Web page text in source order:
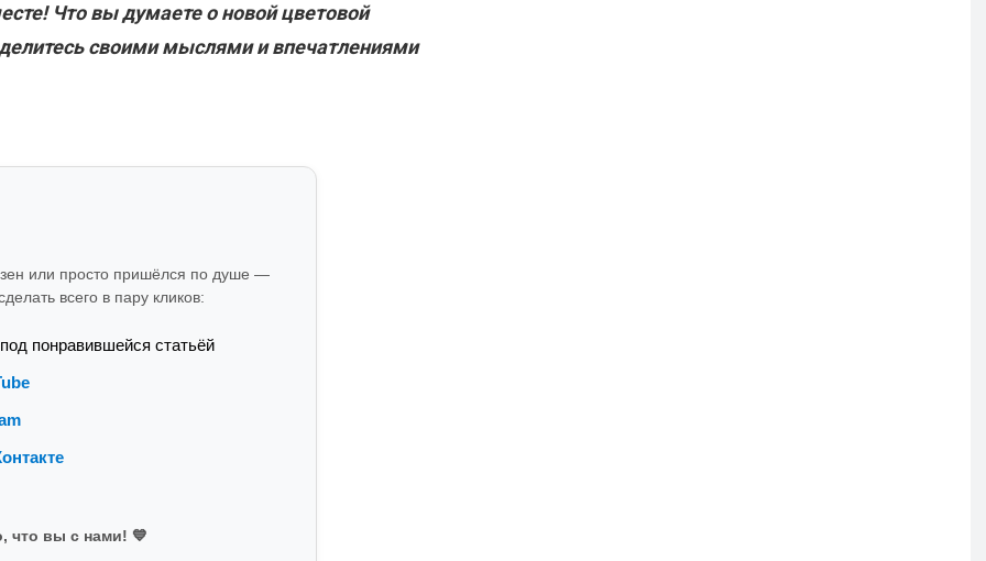
Что вы думаете о новой цветовой
своими мыслями и впечатлениями
или просто пришёлся по душе —
всего в пару кликов:
понравившейся статьёй
что вы с нами! 💙